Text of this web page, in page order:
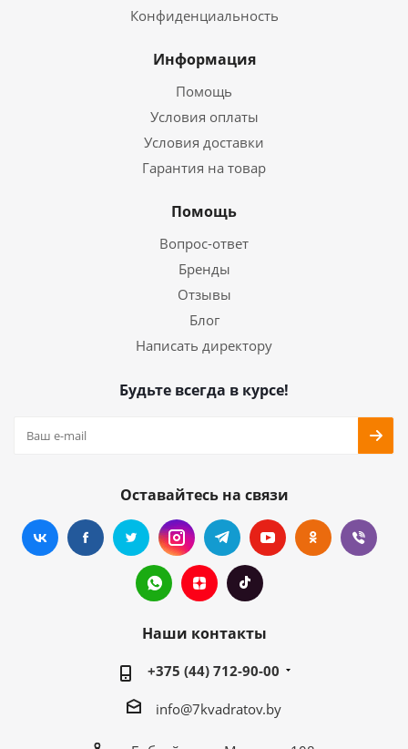
Конфиденциальность
Информация
Помощь
Условия оплаты
Условия доставки
Гарантия на товар
Помощь
Вопрос-ответ
Бренды
Отзывы
Блог
Написать директору
Будьте всегда в курсе!
Оставайтесь на связи
Наши контакты
+375 (44) 712-90-00
info@7kvadratov.by